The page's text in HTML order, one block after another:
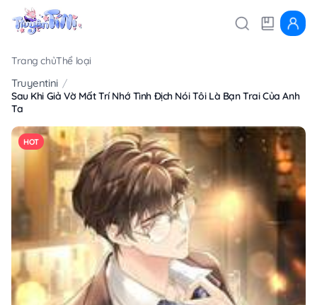
Trang chủThể loại
Truyentini
Sau Khi Giả Vờ Mất Trí Nhớ Tình Địch Nói Tôi Là Bạn Trai Của Anh
Ta
HOT